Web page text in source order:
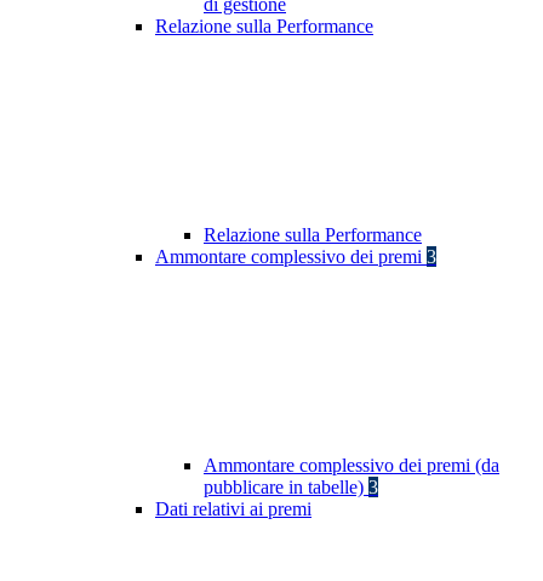
di gestione
Relazione sulla Performance
Relazione sulla Performance
Ammontare complessivo dei premi 3
Ammontare complessivo dei premi (da
pubblicare in tabelle) 3
Dati relativi ai premi